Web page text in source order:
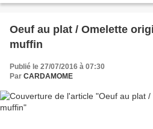
Oeuf au plat / Omelette
muffin
Publié le 27/07/2016 à 07:30
Par CARDAMOME